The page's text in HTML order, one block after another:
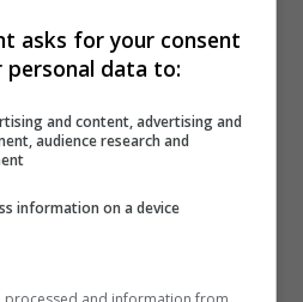
asks for your consent
personal data to:
and content, advertising and
audience research and
information on a device